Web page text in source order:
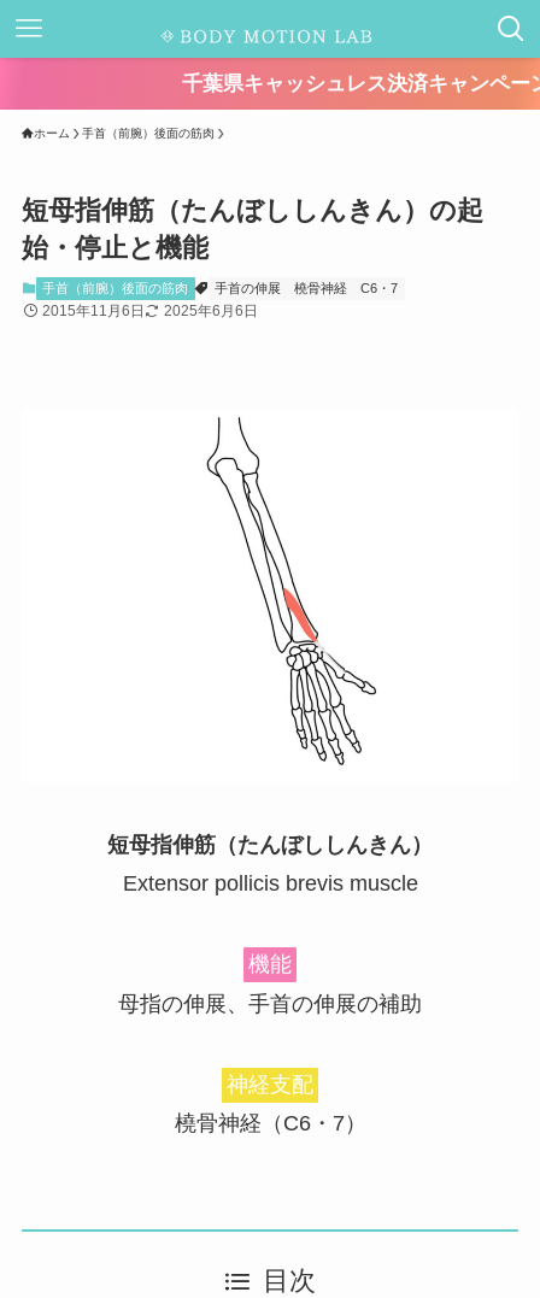
千葉県キャッシュレス決済キャンペーンが始まり
ホーム 手首（前腕）後面の筋肉
短母指伸筋（たんぼししんきん）の起
始・停止と機能
手首（前腕）後面の筋肉 手首の伸展 橈骨神経 C6・7
2015年11月6日 2025年6月6日
短母指伸筋（たんぼししんきん）
Extensor pollicis brevis muscle
機能
母指の伸展、手首の伸展の補助
神経支配
橈骨神経（C6・7）
目次